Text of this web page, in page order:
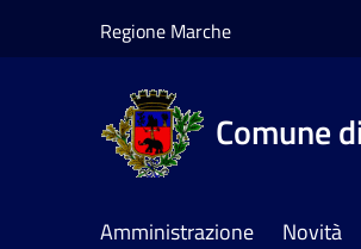
Regione Marche
Comune
Amministrazione Novità